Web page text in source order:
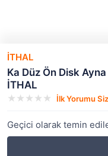
İTHAL
Ka Düz Ön Disk
İTHAL
İlk Yorumu
Geçici olarak temin